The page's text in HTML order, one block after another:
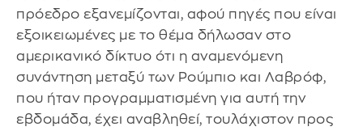
πρόεδρο εξανεμίζονται, αφού πηγές που είναι
εξοικειωμένες με το θέμα δήλωσαν στο
αμερικανικό δίκτυο ότι η αναμενόμενη
συνάντηση μεταξύ των Ρούμπιο και Λαβρόφ,
που ήταν προγραμματισμένη για αυτή την
εβδομάδα, έχει αναβληθεί, τουλάχιστον προς